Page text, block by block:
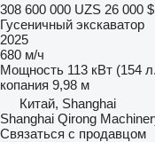
308 600 000 UZS 26 000 $
Гусеничный экскаватор
2025
680 м/ч
Мощность 113 кВт (154
копания 9,98 м
Китай, Shanghai
Shanghai Qirong
Связаться с продавцом